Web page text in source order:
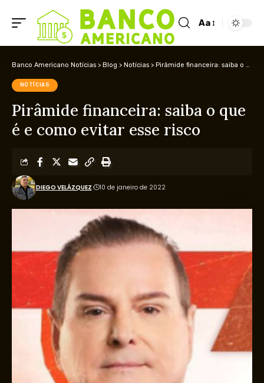
Aa
Banco Americano Notícias > Blog > Notícias > Pirâmide financeira: saiba o que é e como evitar esse risco
NOTÍCIAS
Pirâmide financeira: saiba o que
é e como evitar esse risco
DIEGO VELÁZQUEZ 10 de janeiro de 2022